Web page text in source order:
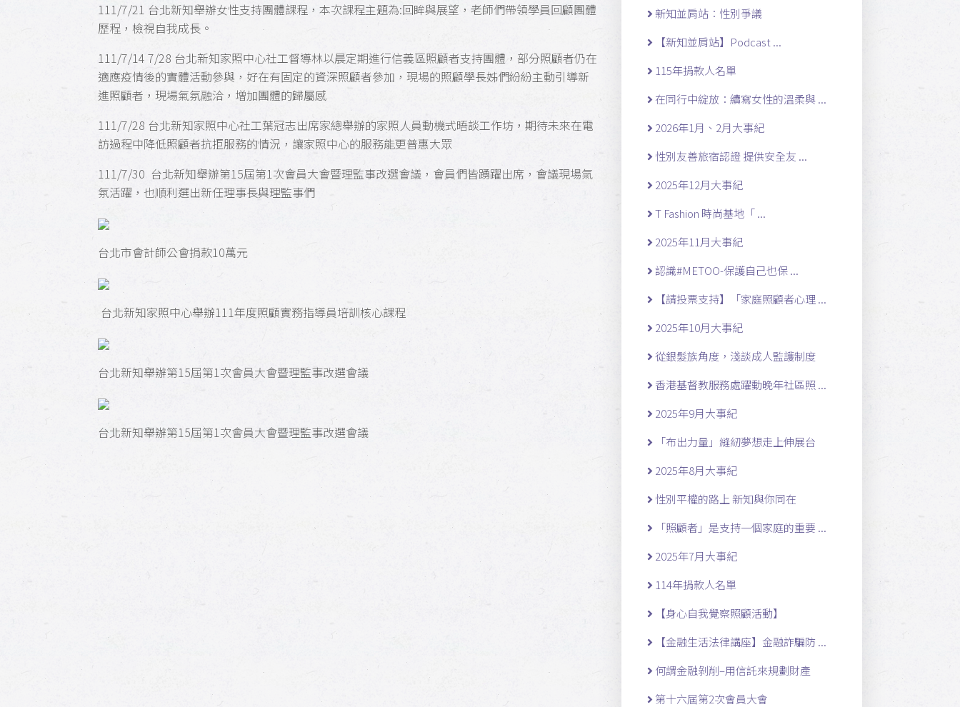
111/7/21 台北新知舉辦女性支持團體課程，本次課程主題為:回眸與展望，老師們帶領學員回顧團體
歷程，檢視自我成長。
111/7/14 7/28 台北新知家照中心社工督導林以晨定期進行信義區照顧者支持團體，部分照顧者仍在
適應疫情後的實體活動參與，好在有固定的資深照顧者參加，現場的照顧學長姊們紛紛主動引導新
進照顧者，現場氣氛融洽，增加團體的歸屬感
111/7/28 台北新知家照中心社工葉冠志出席家總舉辦的家照人員動機式晤談工作坊，期待未來在電
訪過程中降低照顧者抗拒服務的情況，讓家照中心的服務能更普惠大眾
111/7/30 台北新知舉辦第15屆第1次會員大會暨理監事改選會議，會員們皆踴躍出席，會議現場氣
氛活躍，也順利選出新任理事長與理監事們
台北市會計師公會捐款10萬元
台北新知家照中心舉辦111年度照顧實務指導員培訓核心課程
台北新知舉辦第15屆第1次會員大會暨理監事改選會議
台北新知舉辦第15屆第1次會員大會暨理監事改選會議
新知並肩站：性別爭議
【新知並肩站】Podcast ...
115年捐款人名單
在同行中綻放：續寫女性的溫柔與 ...
2026年1月、2月大事紀
性別友善旅宿認證 提供安全友 ...
2025年12月大事紀
T Fashion 時尚基地「 ...
2025年11月大事紀
認識#METOO-保護自己也保 ...
【請投票支持】「家庭照顧者心理 ...
2025年10月大事紀
從銀髮族角度，淺談成人監護制度
香港基督教服務處躍動晚年社區照 ...
2025年9月大事紀
「布出力量」縫紉夢想走上伸展台
2025年8月大事紀
性別平權的路上 新知與你同在
「照顧者」是支持一個家庭的重要 ...
2025年7月大事紀
114年捐款人名單
【身心自我覺察照顧活動】
【金融生活法律講座】金融詐騙防 ...
何謂金融剝削–用信託來規劃財產
第十六屆第2次會員大會